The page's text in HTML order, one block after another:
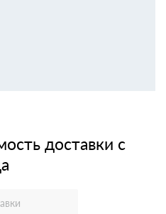
доставки с